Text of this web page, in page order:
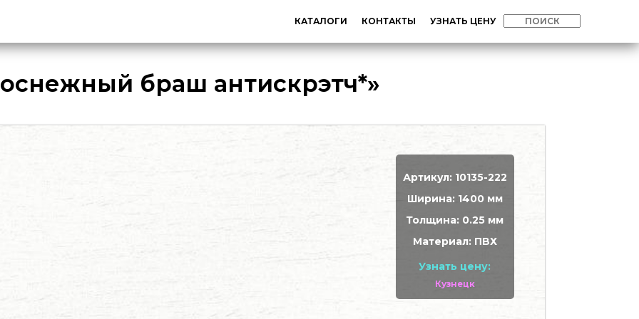
КАТАЛОГИ КОНТАКТЫ УЗНАТЬ ЦЕНУ
браш антискрэтч*»
Артикул: 10135-222
Ширина: 1400 мм
Толщина: 0.25 мм
Материал: ПВХ
Узнать цену:
Кузнецк